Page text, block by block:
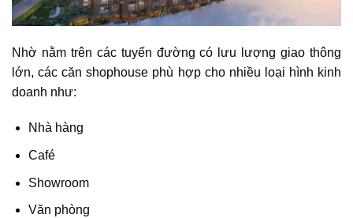
Nhờ nằm trên các tuyến đường có lưu lượng giao thông
lớn, các căn shophouse phù hợp cho nhiều loại hình kinh
doanh như:
Nhà hàng
Café
Showroom
Văn phòng